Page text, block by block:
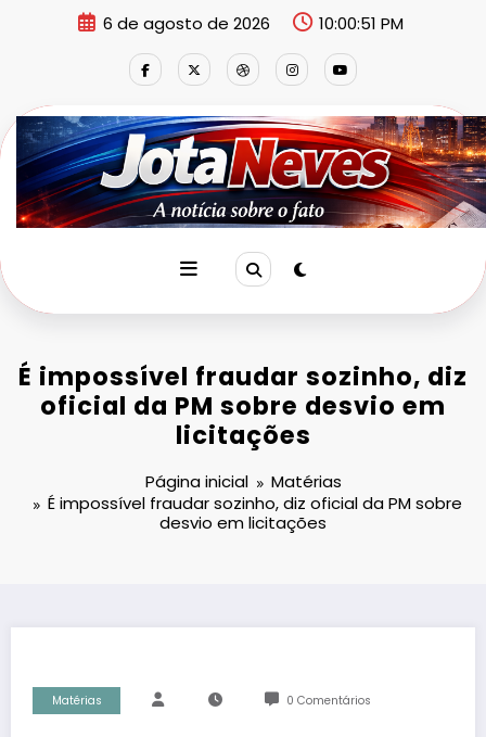
6 de agosto de 2026 10:00:51 PM
É impossível fraudar sozinho, diz
oficial da PM sobre desvio em
licitações
Página inicial
Matérias
É impossível fraudar sozinho, diz oficial da PM sobre
desvio em licitações
Matérias 0 Comentários